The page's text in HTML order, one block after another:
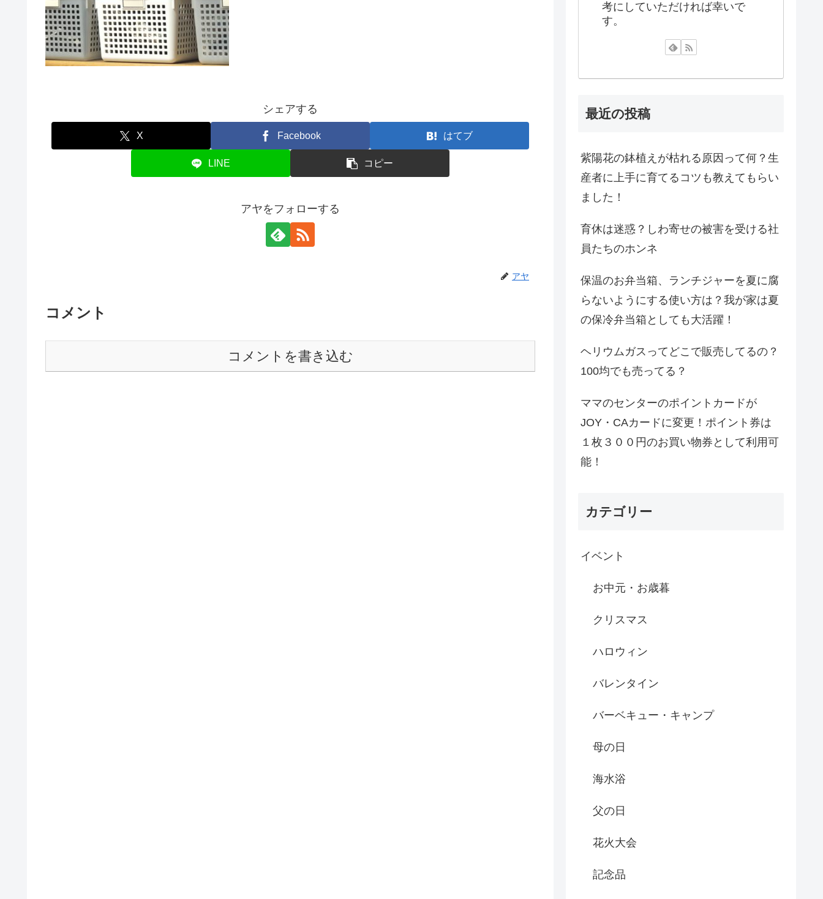
シェアする
X Facebook はてブ
LINE コピー
アヤをフォローする
アヤ
コメント
コメントを書き込む
考にしていただければ幸いで
す。
最近の投稿
紫陽花の鉢植えが枯れる原因って何？生
産者に上手に育てるコツも教えてもらい
ました！
育休は迷惑？しわ寄せの被害を受ける社
員たちのホンネ
保温のお弁当箱、ランチジャーを夏に腐
らないようにする使い方は？我が家は夏
の保冷弁当箱としても大活躍！
ヘリウムガスってどこで販売してるの？
100均でも売ってる？
ママのセンターのポイントカードが
JOY・CAカードに変更！ポイント券は
１枚３００円のお買い物券として利用可
能！
カテゴリー
イベント
お中元・お歳暮
クリスマス
ハロウィン
バレンタイン
バーベキュー・キャンプ
母の日
海水浴
父の日
花火大会
記念品